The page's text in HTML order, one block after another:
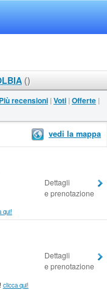
()
Più recensioni | Voti | Offerte |
vedi la mappa
Dettagli
e prenotazione
qui!
Dettagli
e prenotazione
clicca qui!